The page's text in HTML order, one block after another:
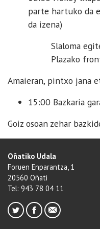
parte hartuko da
da izena)
Slaloma
Plazako
Amaieran, pintxo jana
15:00 Bazkaria
Goiz osoan zehar
Oñatiko Udala
Foruen Enparantza, 1
20560 Oñati
Tel: 943 78 04 11